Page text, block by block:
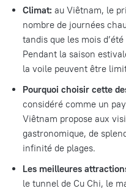
Climat: au Viêtnam, le
nombre de journées
tandis que les mois
Pendant la saison
la voile peuvent être
Pourquoi choisir cette
considéré comme un
Viêtnam propose aux
gastronomique, de
infinité de plages.
Les meilleures
le tunnel de Cu Chi, le